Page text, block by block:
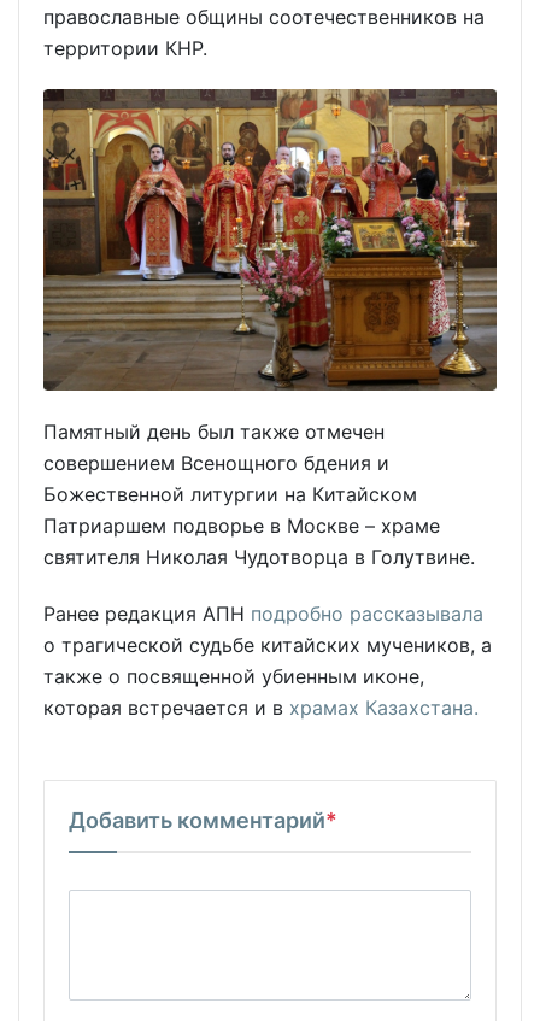
православные общины соотечественников на
территории КНР.
Памятный день был также отмечен
совершением Всенощного бдения и
Божественной литургии на Китайском
Патриаршем подворье в Москве – храме
святителя Николая Чудотворца в Голутвине.
Ранее редакция АПН подробно рассказывала
о трагической судьбе китайских мучеников, а
также о посвященной убиенным иконе,
которая встречается и в храмах Казахстана.
Добавить комментарий*